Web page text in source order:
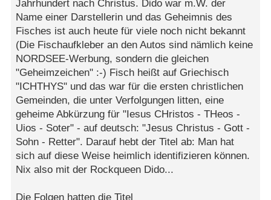
Jahrhundert nach Christus. Dido war m.W. der
Name einer Darstellerin und das Geheimnis des
Fisches ist auch heute für viele noch nicht bekannt
(Die Fischaufkleber an den Autos sind nämlich keine
NORDSEE-Werbung, sondern die gleichen
"Geheimzeichen" :-) Fisch heißt auf Griechisch
"ICHTHYS" und das war für die ersten christlichen
Gemeinden, die unter Verfolgungen litten, eine
geheime Abkürzung für "Iesus CHristos - THeos -
Uios - Soter" - auf deutsch: "Jesus Christus - Gott -
Sohn - Retter". Darauf hebt der Titel ab: Man hat
sich auf diese Weise heimlich identifizieren können.
Nix also mit der Rockqueen Dido...
Die Folgen hatten die Titel